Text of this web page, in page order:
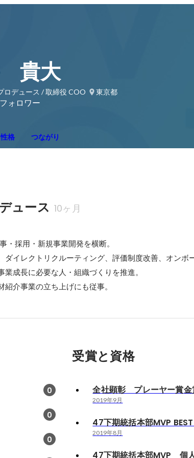
貴大
ロデュース / 取締役 COO
東京都
フォロワー
性格 つながり
ュース 10ヶ月
・採用・新規事業開発を横断。
ダイレクトリクルーティング、評価制度改善、オンボ
成長に必要な人・組織づくりを推進。
介事業の立ち上げにも従事。
0
0
0
受賞と資格
全社顕彰 プレーヤー賞金
2019年9月
47下期統括本部MVP
2019年8月
47下期統括本部MVP 個